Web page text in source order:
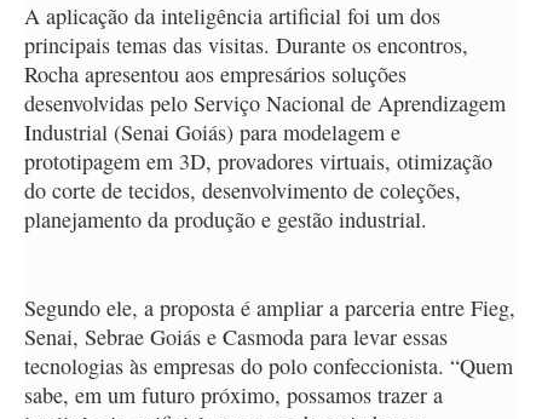
A aplicação da inteligência artificial foi um dos
principais temas das visitas. Durante os encontros,
Rocha apresentou aos empresários soluções
desenvolvidas pelo Serviço Nacional de Aprendizagem
Industrial (Senai Goiás) para modelagem e
prototipagem em 3D, provadores virtuais, otimização
do corte de tecidos, desenvolvimento de coleções,
planejamento da produção e gestão industrial.
Segundo ele, a proposta é ampliar a parceria entre Fieg,
Senai, Sebrae Goiás e Casmoda para levar essas
tecnologias às empresas do polo confeccionista. “Quem
sabe, em um futuro próximo, possamos trazer a